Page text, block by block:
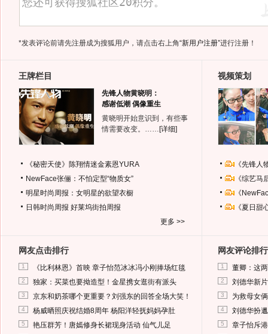
*发表评论前请先注册成为搜狐用户，请点击右上角“新用户注册”进行注册！
王牌栏目
先锋人物黄晓明：
感谢低潮 偶像重生
黄晓明开始意识到，有些事
情需要改变。…… [详细]
《秘密天使》陈翔情迷金素恩YURA
NewFace张俪：不怕定型“物质女”
明星时尚周报：女明星的欲望衣橱
日韩时尚周报 好莱坞街拍周报
更多 >>
视频策划
《先锋
《综艺
《
《夏日
网友点击排行
1 《比利林恩》首映 章子怡范冰冰冯小刚捧场红毯
2 独家：买菜也要拗造型！金星携女逛街有派头
3 京东和奶茶哪个更重要？刘强东的回答全场大笑！
4 杨威晒照庆祝结婚8周年 杨阳洋轻抚妈妈孕肚
5 艳压群芳！唐嫣修身长裙现身活动 仙气儿足
网友评论排行
1 董卿：这
2 刘德华新
3 为救母女
4 刘德华扮
5 章子怡斥